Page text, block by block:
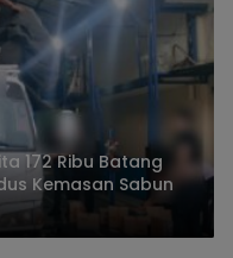
172 Ribu Batang
Kemasan Sabun